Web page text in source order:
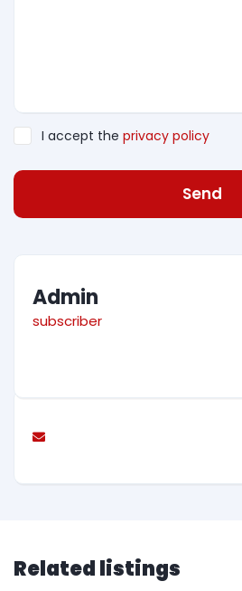
I accept the privacy policy
Send
Admin
subscriber
Related listings